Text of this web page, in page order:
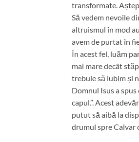
transformate.
Să vedem nevoile
altruismul în mod
avem de purtat în
În acest fel, luăm
mai mare decât
trebuie să iubim și
Domnul Isus a
capul.”. Acest
putut să aibă la
drumul spre Calvar